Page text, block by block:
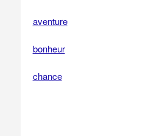
aventure
bonheur
chance